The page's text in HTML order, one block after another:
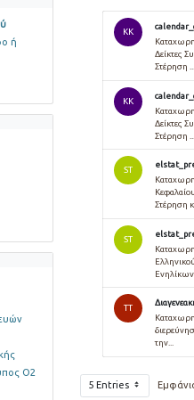
ή
Ο2
KK
Δείκτες
Στέρηση ...
KK
Δείκτες
Στέρηση ...
ST
Στέρηση
ST
Ενηλίκων...
TT
την...
5 Entries